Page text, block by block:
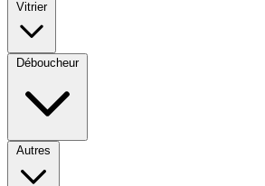
Vitrier
Déboucheur
Autres